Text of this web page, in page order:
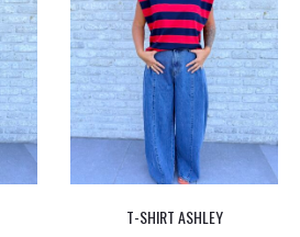
T-SHIRT ASHLEY